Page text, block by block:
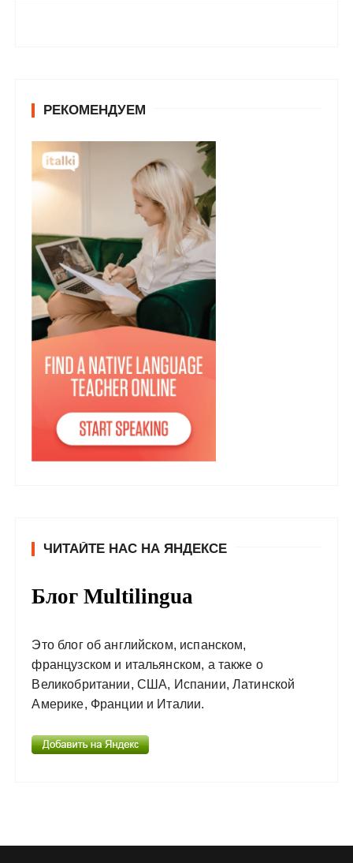
РЕКОМЕНДУЕМ
ЧИТАЙТЕ НАС НА ЯНДЕКСЕ
Блог Multilingua
Это блог об английском, испанском,
французском и итальянском, а также о
Великобритании, США, Испании, Латинской
Америке, Франции и Италии.